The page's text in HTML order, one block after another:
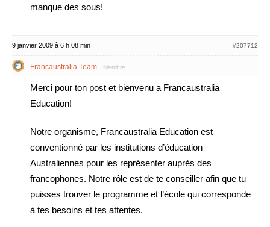
manque des sous!
9 janvier 2009 à 6 h 08 min #207712
Francaustralia Team Membre
Merci pour ton post et bienvenu a Francaustralia
Education!
Notre organisme, Francaustralia Education est
conventionné par les institutions d’éducation
Australiennes pour les représenter auprès des
francophones. Notre rôle est de te conseiller afin que tu
puisses trouver le programme et l’école qui corresponde
à tes besoins et tes attentes.